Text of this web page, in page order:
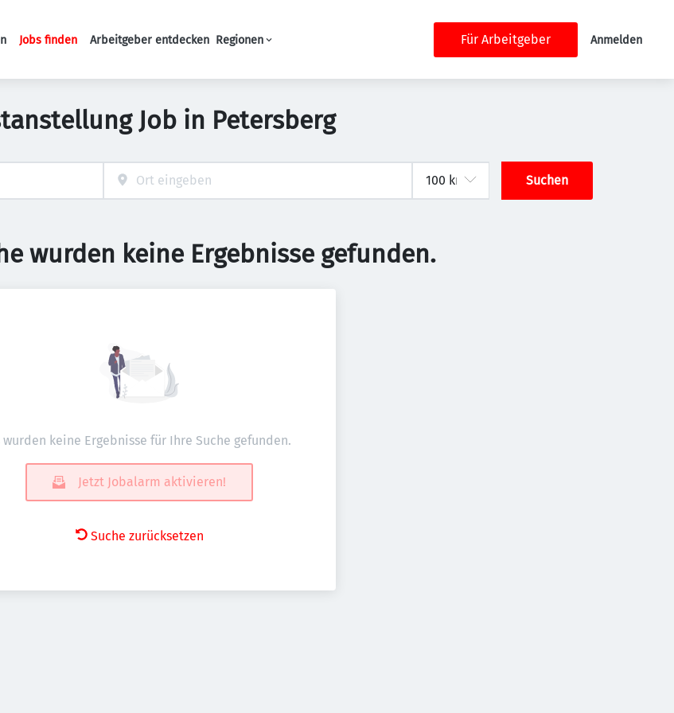
Haupt-Navigation
Jobs finden Arbeitgeber entdecken Regionen Für Arbeitgeber Anmelden
Job in Petersberg
Suchen
wurden keine Ergebnisse gefunden.
wurden keine Ergebnisse für Ihre Suche gefunden.
Jetzt Jobalarm aktivieren!
Suche zurücksetzen